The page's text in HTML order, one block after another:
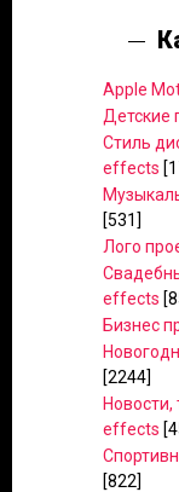
Apple
Детские
Стиль
effects
[531]
Лого
effects
Бизнес
[2244]
effects
[822]